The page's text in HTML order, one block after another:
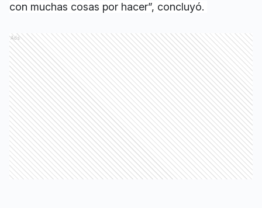
con muchas cosas por hacer”, concluyó.
Ads